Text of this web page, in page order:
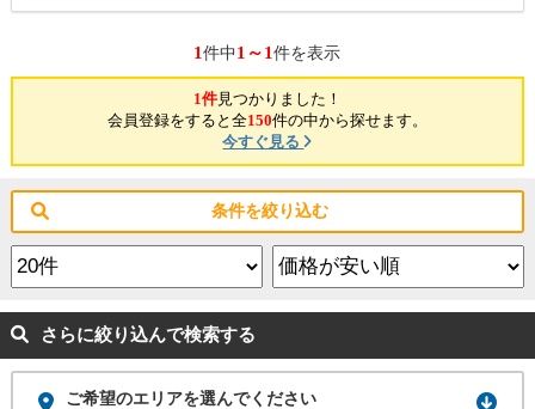
1件中 1～1件を表示
1件見つかりました！
会員登録をすると全150件の中から探せます。
今すぐ見る
条件を絞り込む
さらに絞り込んで検索する
ご希望のエリアを選んでください